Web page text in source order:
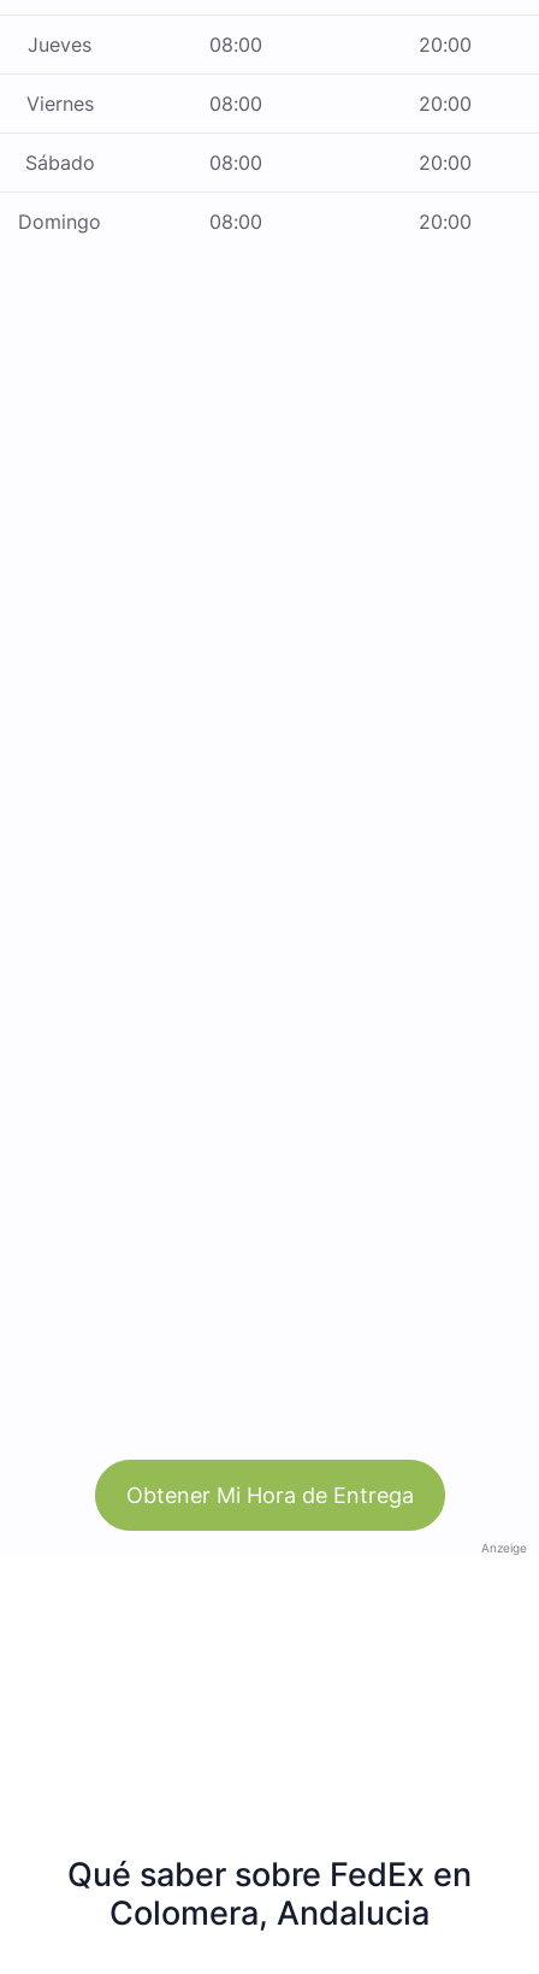
Jueves 08:00 20:00
Viernes 08:00 20:00
Sábado 08:00 20:00
Domingo 08:00 20:00
Obtener Mi Hora de Entrega
Anzeige
Qué saber sobre FedEx en
Colomera, Andalucia